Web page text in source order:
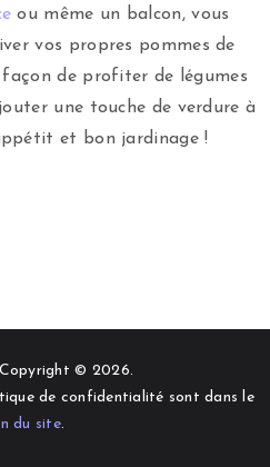
ou même un balcon, vous
vos propres pommes de
façon de profiter de légumes
une touche de verdure à
et bon jardinage !
© 2026.
de confidentialité sont dans le
du site.